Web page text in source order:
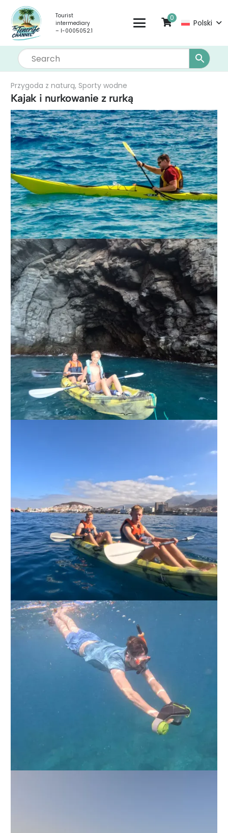
Tourist
intermediary
– I-0005052.1
0
Polski
Przygoda z naturą, Sporty wodne
Kajak i nurkowanie z rurką